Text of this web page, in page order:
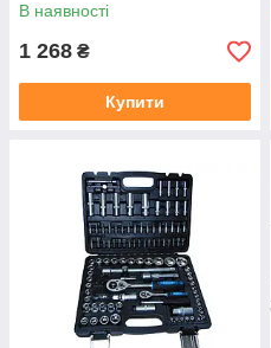
В наявності
1 268 ₴
Купити